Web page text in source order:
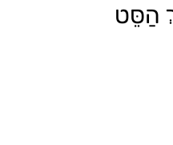
הַסֵּט